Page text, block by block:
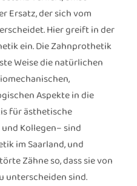
Ersatz, der sich vom
Hier greift in der
ein. Die Zahnprothetik
Weise die natürlichen
Aspekte in die
für ästhetische
Kollegen– sind
im Saarland, und
Zähne so, dass sie von
unterscheiden sind.